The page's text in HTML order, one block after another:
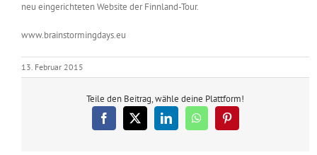
Suche
nach:
neu eingerichteten Website der Finnland-Tour.
www.brainstormingdays.eu
13. Februar 2015
Teile den Beitrag, wähle deine Plattform!
Facebook
X LinkedInWhatsAppPinterest